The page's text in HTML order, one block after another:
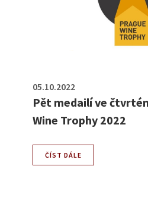
Pět medailí ve
Wine Trophy 2022
05.10.2022
ČÍST DÁLE